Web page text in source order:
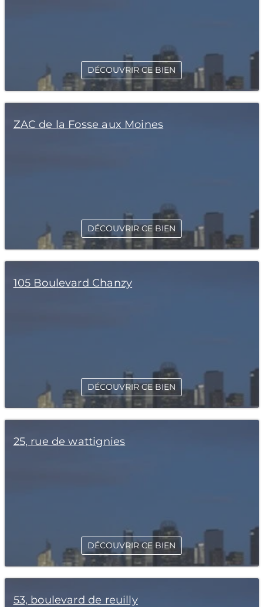
DÉCOUVRIR CE BIEN
ZAC de la Fosse aux Moines
DÉCOUVRIR CE BIEN
105 Boulevard Chanzy
DÉCOUVRIR CE BIEN
25, rue de wattignies
DÉCOUVRIR CE BIEN
53, boulevard de reuilly